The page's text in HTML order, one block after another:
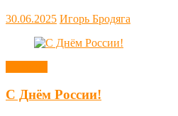
30.06.2025 Игорь Бродяга
С Днём России!